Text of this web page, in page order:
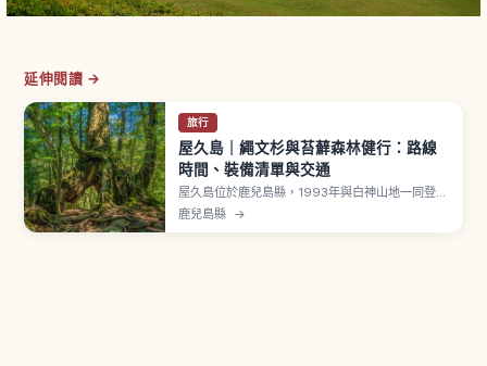
延伸閱讀 →
旅行
屋久島｜繩文杉與苔蘚森林健行：路線
時間、裝備清單與交通
屋久島位於鹿兒島縣，1993年與白神山地一同登錄
UNESCO世界自然遺產。「一個月有35天都在下
鹿兒島縣 →